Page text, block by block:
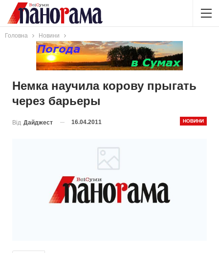
Головна Новини
Немка научила корову прыгать
через барьеры
НОВИНИ
Від Дайджест 16.04.2011